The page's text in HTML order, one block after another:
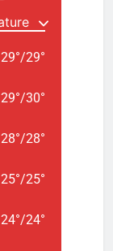
29°/29°
29°/30°
28°/28°
25°/25°
24°/24°